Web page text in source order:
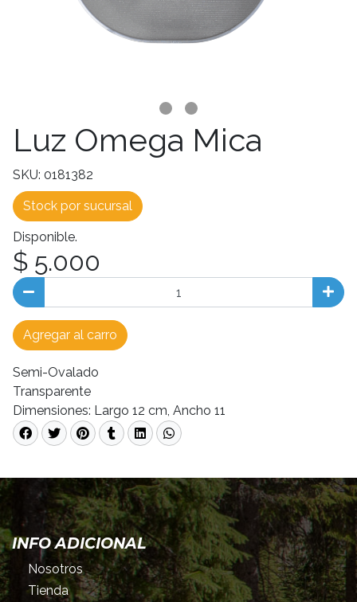
Luz Omega Mica
SKU: 0181382
Stock por sucursal
Disponible.
$ 5.000
Agregar al carro
Semi-Ovalado
Transparente
Dimensiones: Largo 12 cm, Ancho 11
INFO ADICIONAL
Nosotros
Tienda